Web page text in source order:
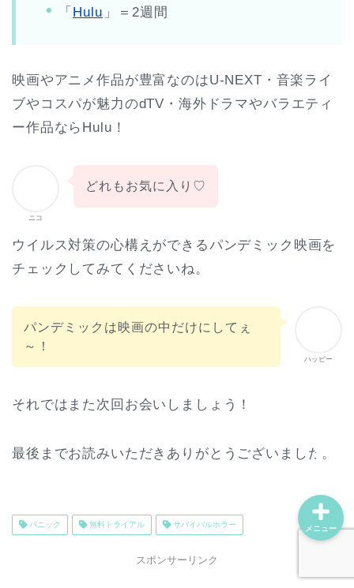
「 Hulu 」＝2週間
映画やアニメ作品が豊富なのはU-NEXT・音楽ライ
ブやコスパが魅力のdTV・海外ドラマやバラエティ
ー作品ならHulu！
ニコ
どれもお気に入り♡
ウイルス対策の心構えができるパンデミック映画を
チェックしてみてくださいね。
ハッピー
パンデミックは映画の中だけにしてぇ
～！
それではまた次回お会いしましょう！
最後までお読みいただきありがとうございました。
パニック 無料トライアル サバイバルホラー
スポンサーリンク
メニュー
プロフィール